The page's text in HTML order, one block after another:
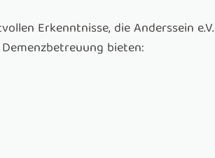
Erkenntnisse, die Anderssein e.V.
bieten: